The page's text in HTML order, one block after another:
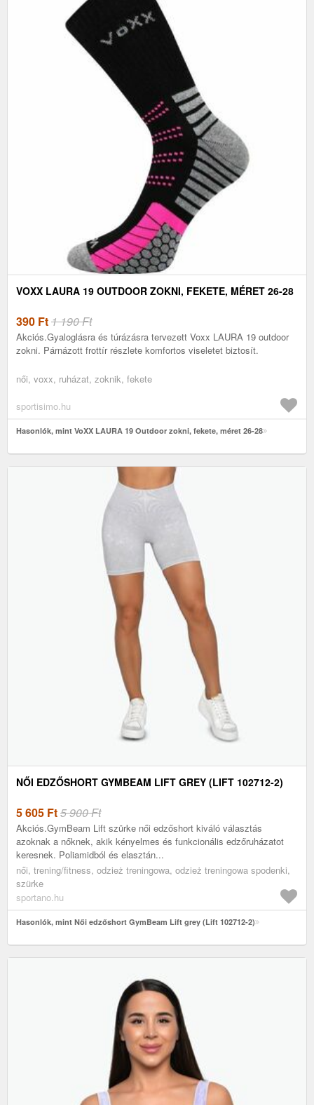
VOXX LAURA 19 OUTDOOR ZOKNI, FEKETE, MÉRET 26-28
390 Ft1 190 Ft
Akciós.Gyaloglásra és túrázásra tervezett Voxx LAURA 19 outdoor
zokni. Párnázott frottír részlete komfortos viseletet biztosít.
női, voxx, ruházat, zoknik, fekete
sportisimo.hu
Hasonlók, mint VoXX LAURA 19 Outdoor zokni, fekete, méret 26-28
NŐI EDZŐSHORT GYMBEAM LIFT GREY (LIFT 102712-2)
5 605 Ft5 900 Ft
Akciós.GymBeam Lift szürke női edzőshort kiváló választás
azoknak a nőknek, akik kényelmes és funkcionális edzőruházatot
keresnek. Poliamidból és elasztán...
női, trening/fitness, odzież treningowa, odzież treningowa spodenki,
szürke
sportano.hu
Hasonlók, mint Női edzőshort GymBeam Lift grey (Lift 102712-2)